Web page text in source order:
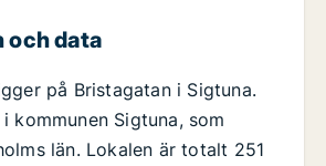
och data
på Bristagatan i Sigtuna.
kommunen Sigtuna, som
län. Lokalen är totalt 251